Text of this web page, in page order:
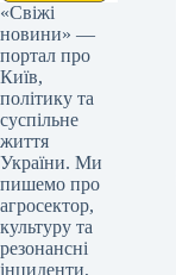
«Свіжі
новини» —
портал про
Київ,
політику та
суспільне
життя
України. Ми
пишемо про
агросектор,
культуру та
резонансні
інциденти,